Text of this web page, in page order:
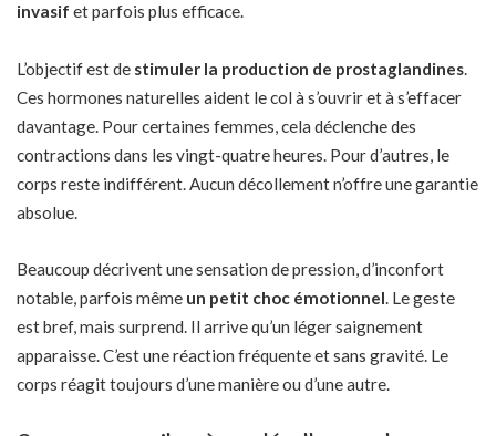
invasif et parfois plus efficace.
L’objectif est de stimuler la production de prostaglandines.
Ces hormones naturelles aident le col à s’ouvrir et à s’effacer
davantage. Pour certaines femmes, cela déclenche des
contractions dans les vingt-quatre heures. Pour d’autres, le
corps reste indifférent. Aucun décollement n’offre une garantie
absolue.
Beaucoup décrivent une sensation de pression, d’inconfort
notable, parfois même un petit choc émotionnel. Le geste
est bref, mais surprend. Il arrive qu’un léger saignement
apparaisse. C’est une réaction fréquente et sans gravité. Le
corps réagit toujours d’une manière ou d’une autre.